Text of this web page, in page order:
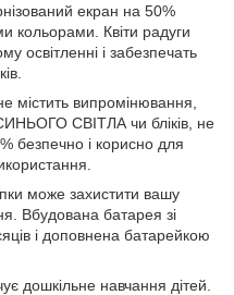
екран на 50%
кольорами. Квіти радуги
освітленні і забезпечать
випромінювання,
СВІТЛА чи бліків, не
безпечно і корисно для
може захистити вашу
Вбудована батарея зі
і доповнена батарейкою
дошкільне навчання дітей.